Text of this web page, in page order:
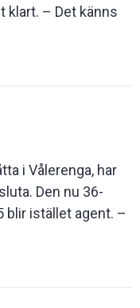
klart. – Det känns
i Vålerenga, har
Den nu 36-
blir istället agent. –